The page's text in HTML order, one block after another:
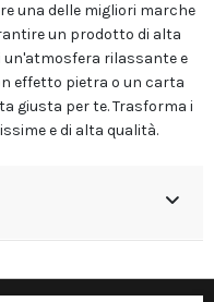
una delle migliori marche
un prodotto di alta
un'atmosfera rilassante e
effetto pietra o un carta
giusta per te. Trasforma i
e di alta qualità.